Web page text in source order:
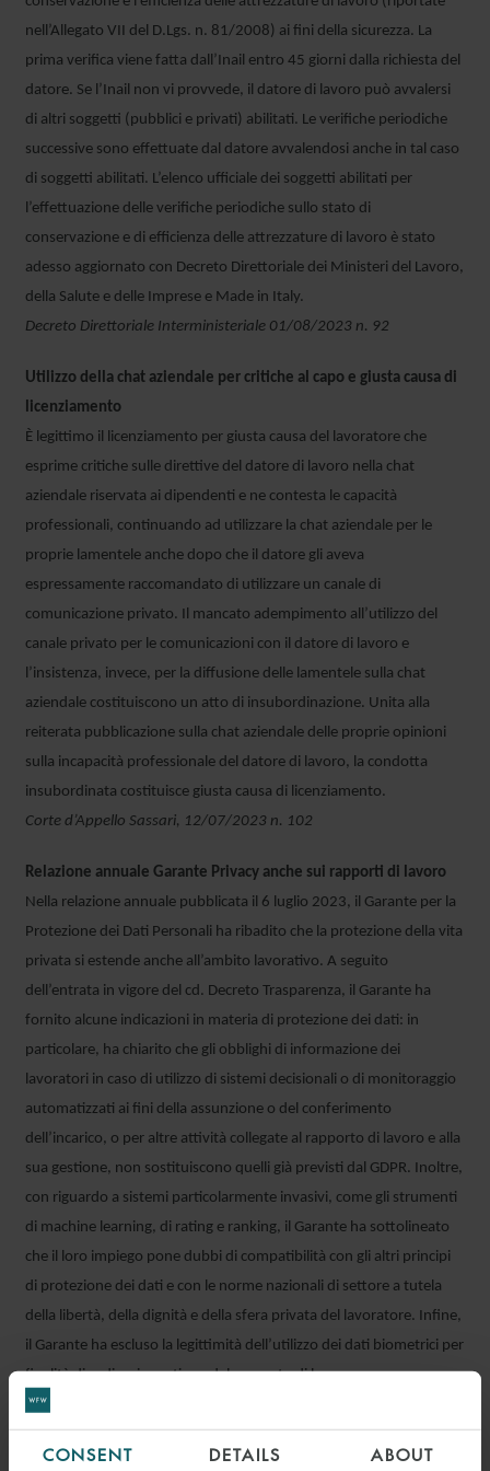
CONSENT DETAILS ABOUT
nell’Allegato VII del D.Lgs. n. 81/2008) ai fini della sicurezza. La
prima verifica viene fatta dall’Inail entro 45 giorni dalla richiesta del
datore. Se l’Inail non vi provvede, il datore di lavoro può avvalersi
di altri soggetti (pubblici e privati) abilitati. Le verifiche periodiche
successive sono effettuate dal datore avvalendosi anche in tal caso
di soggetti abilitati. L’elenco ufficiale dei soggetti abilitati per
l’effettuazione delle verifiche periodiche sullo stato di
conservazione e di efficienza delle attrezzature di lavoro è stato
adesso aggiornato con Decreto Direttoriale dei Ministeri del Lavoro,
della Salute e delle Imprese e Made in Italy.
Decreto Direttoriale Interministeriale 01/08/2023 n. 92
Utilizzo della chat aziendale per critiche al capo e giusta causa di
licenziamento
È legittimo il licenziamento per giusta causa del lavoratore che
esprime critiche sulle direttive del datore di lavoro nella chat
aziendale riservata ai dipendenti e ne contesta le capacità
professionali, continuando ad utilizzare la chat aziendale per le
proprie lamentele anche dopo che il datore gli aveva
espressamente raccomandato di utilizzare un canale di
comunicazione privato. Il mancato adempimento all’utilizzo del
canale privato per le comunicazioni con il datore di lavoro e
l’insistenza, invece, per la diffusione delle lamentele sulla chat
aziendale costituiscono un atto di insubordinazione. Unita alla
reiterata pubblicazione sulla chat aziendale delle proprie opinioni
sulla incapacità professionale del datore di lavoro, la condotta
insubordinata costituisce giusta causa di licenziamento.
Corte d’Appello Sassari, 12/07/2023 n. 102
Relazione annuale Garante Privacy anche sui rapporti di lavoro
Nella relazione annuale pubblicata il 6 luglio 2023, il Garante per la
Protezione dei Dati Personali ha ribadito che la protezione della vita
privata si estende anche all’ambito lavorativo. A seguito
dell’entrata in vigore del cd. Decreto Trasparenza, il Garante ha
fornito alcune indicazioni in materia di protezione dei dati: in
particolare, ha chiarito che gli obblighi di informazione dei
lavoratori in caso di utilizzo di sistemi decisionali o di monitoraggio
automatizzati ai fini della assunzione o del conferimento
dell’incarico, o per altre attività collegate al rapporto di lavoro e alla
sua gestione, non sostituiscono quelli già previsti dal GDPR. Inoltre,
con riguardo a sistemi particolarmente invasivi, come gli strumenti
di machine learning, di rating e ranking, il Garante ha sottolineato
che il loro impiego pone dubbi di compatibilità con gli altri principi
di protezione dei dati e con le norme nazionali di settore a tutela
della libertà, della dignità e della sfera privata del lavoratore. Infine,
il Garante ha escluso la legittimità dell’utilizzo dei dati biometrici per
finalità di ordinaria gestione del rapporto di lavoro.
Garante per la Protezione dei Dati Personali, Relazione Annuale
pubblicata il 06/07/2023